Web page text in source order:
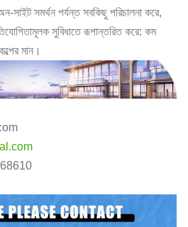
সাইট সমর্থন পর্যন্ত সবকিছু পরিচালনা করে,
সুবিধাতে রূপান্তরিত করে: কম
মান।